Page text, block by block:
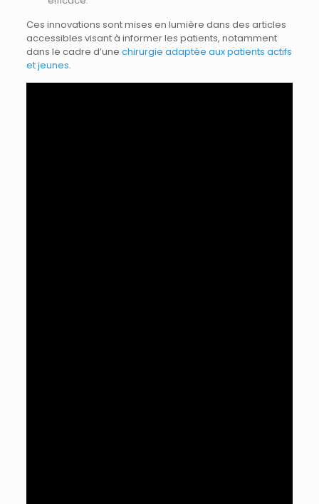
Ces innovations sont mises en lumière dans des articles
accessibles visant à informer les patients, notamment
dans le cadre d’une chirurgie adaptée aux patients actifs
et jeunes.